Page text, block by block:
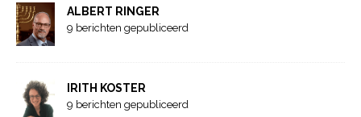
ALBERT RINGER
9 berichten gepubliceerd
IRITH KOSTER
9 berichten gepubliceerd